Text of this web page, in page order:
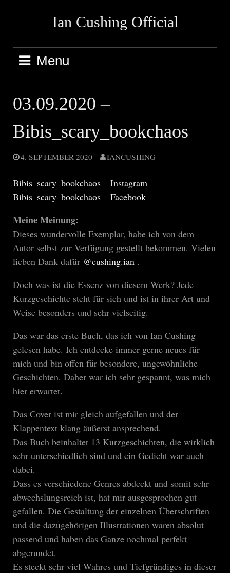
Ian Cushing Official
Menu
03.09.2020 –
Bibis_scary_bookchaos
4. SEPTEMBER 2020 IANCUSHING
Bibis_scary_bookchaos – Instagram
Bibis_scary_bookchaos – Facebook
Meine Meinung:
Dieses wundervolle Exemplar, habe ich von dem
Autor selbst zur Verfügung gestellt bekommen. Vielen
lieben Dank dafür @cushing.ian .
Doch was ist die Essenz von diesem Werk? Jede
Kurzgeschichte steht für sich und ist in ihrer Art und
Weise besonders und sehr vielseitig.
Das war das erste Buch, das ich von Ian Cushing
gelesen habe. Ich entdecke immer gerne neues für
mich und bin offen für besondere, ungewöhnliche
Geschichten. Daher war ich sehr gespannt, was mich
hier erwartet.
Das Cover ist mir gleich aufgefallen und der
Klappentext klang äußerst ansprechend.
Das Buch beinhaltet 13 Kurzgeschichten, die wirklich
sehr unterschiedlich sind und ein Gedicht war auch
dabei.
Dass es verschiedene Genres abdeckt und somit sehr
abwechslungsreich ist, hat mir ausgesprochen gut
gefallen. Die Gestaltung der einzelnen Überschriften
und die dazugehörigen Illustrationen waren absolut
passend und haben das Ganze nochmal perfekt
abgerundet.
Es steckt sehr viel Wahres und Tiefgründiges in dieser